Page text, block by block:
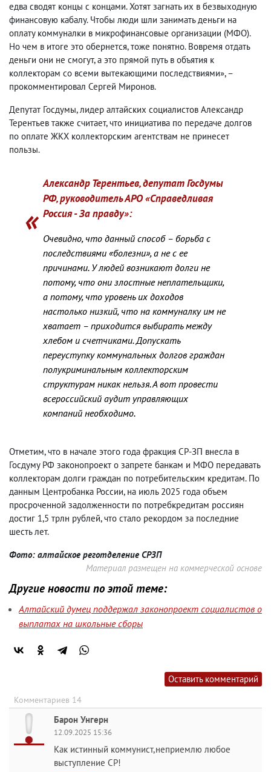
едва сводят концы с концами. Хотят загнать их в безвыходную
финансовую кабалу. Чтобы люди шли занимать деньги на
оплату коммуналки в микрофинансовые организации (МФО).
Но чем в итоге это обернется, тоже понятно. Вовремя отдать
деньги они не смогут, а это прямой путь в объятия к
коллекторам со всеми вытекающими последствиями», –
прокомментировал Сергей Миронов.
Депутат Госдумы, лидер алтайских социалистов Александр
Терентьев также считает, что инициатива по передаче долгов
по оплате ЖКХ коллекторским агентствам не принесет
пользы.
Александр Терентьев, депутат Госдумы
РФ, руководитель АРО «Справедливая
Россия - За правду»:
Очевидно, что данный способ – борьба с
последствиями «болезни», а не с ее
причинами. У людей возникают долги не
потому, что они злостные неплательщики,
а потому, что уровень их доходов
настолько низкий, что на коммуналку им не
хватает – приходится выбирать между
хлебом и счетчиками. Допускать
переуступку коммунальных долгов граждан
полукриминальным коллекторским
структурам никак нельзя. А вот провести
всероссийский аудит управляющих
компаний необходимо.
Отметим, что в начале этого года фракция СР-ЗП внесла в
Госдуму РФ законопроект о запрете банкам и МФО передавать
коллекторам долги граждан по потребительским кредитам. По
данным Центробанка России, на июль 2025 года объем
просроченной задолженности по потребкредитам россиян
достиг 1,5 трлн рублей, что стало рекордом за последние
шесть лет.
Фото: алтайское реготделение СРЗП
Материал размещен на коммерческой основе
Другие новости по этой теме:
Алтайский думец поддержал законопроект социалистов о
выплатах на школьные сборы
Оставить комментарий
Комментариев 14
Барон Унгерн
12.09.2025 15:36
Как истинный коммунист,неприемлю любое
выступление СР!